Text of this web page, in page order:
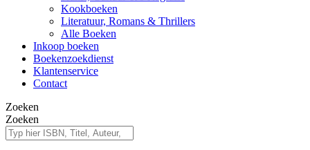
Kookboeken
Literatuur, Romans & Thrillers
Alle Boeken
Inkoop boeken
Boekenzoekdienst
Klantenservice
Contact
Zoeken
Zoeken